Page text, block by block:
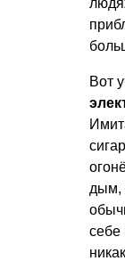
Вот
дым,